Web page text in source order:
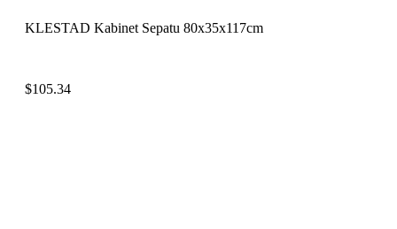
KLESTAD Kabinet Sepatu 80x35x117cm
$105.34